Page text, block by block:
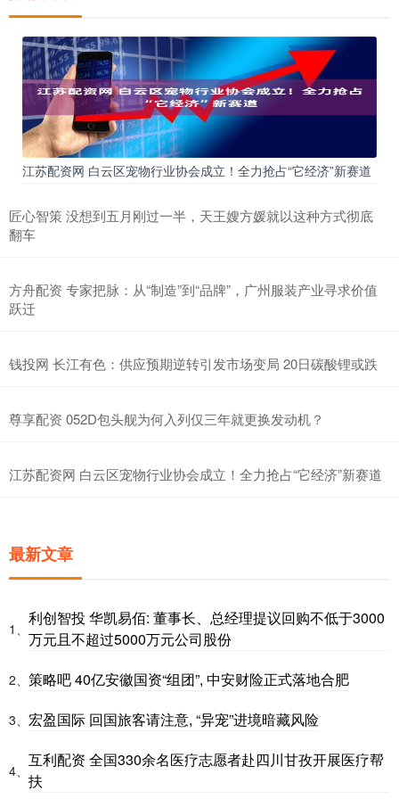
江苏配资网 白云区宠物行业协会成立！全力抢占“它经济”新赛道
匠心智策 没想到五月刚过一半，天王嫂方媛就以这种方式彻底
翻车
方舟配资 专家把脉：从“制造”到“品牌”，广州服装产业寻求价值
跃迁
钱投网 长江有色：供应预期逆转引发市场变局 20日碳酸锂或跌
尊享配资 052D包头舰为何入列仅三年就更换发动机？
江苏配资网 白云区宠物行业协会成立！全力抢占“它经济”新赛道
最新文章
1、
利创智投 华凯易佰: 董事长、总经理提议回购不低于3000
万元且不超过5000万元公司股份
2、 策略吧 40亿安徽国资“组团”, 中安财险正式落地合肥
3、 宏盈国际 回国旅客请注意, “异宠”进境暗藏风险
4、
互利配资 全国330余名医疗志愿者赴四川甘孜开展医疗帮
扶